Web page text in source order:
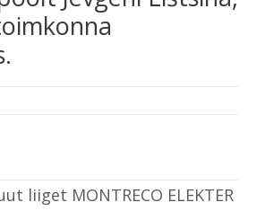
liiget MONTRECO ELEKTER